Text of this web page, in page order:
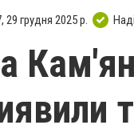
29 грудня 2025 р.